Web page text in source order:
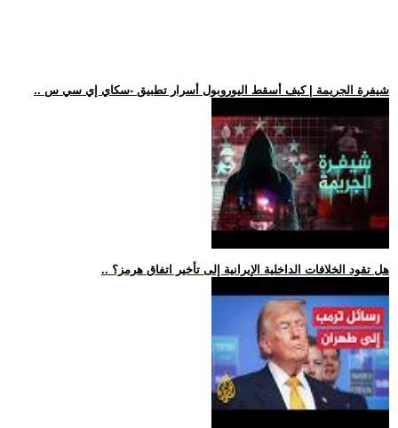
.. شيفرة الجريمة | كيف أسقط اليوروبول أسرار تطبيق -سكاي إي سي س
.. هل تقود الخلافات الداخلية الإيرانية إلى تأخير اتفاق هرمز؟